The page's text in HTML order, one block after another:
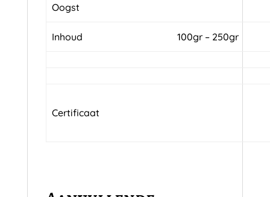
Oogst
Inhoud 100gr – 250gr
Certificaat